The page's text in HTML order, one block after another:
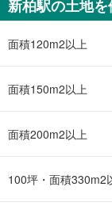
新柏駅の土地
面積120m2以上
面積150m2以上
面積200m2以上
100坪・面積330m2